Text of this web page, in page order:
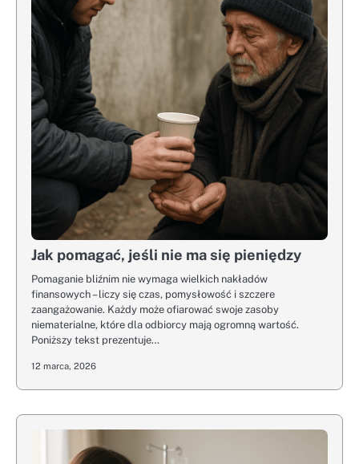
Jak pomagać, jeśli nie ma się pieniędzy
Pomaganie bliźnim nie wymaga wielkich nakładów
finansowych – liczy się czas, pomysłowość i szczere
zaangażowanie. Każdy może ofiarować swoje zasoby
niematerialne, które dla odbiorcy mają ogromną wartość.
Poniższy tekst prezentuje…
12 marca, 2026